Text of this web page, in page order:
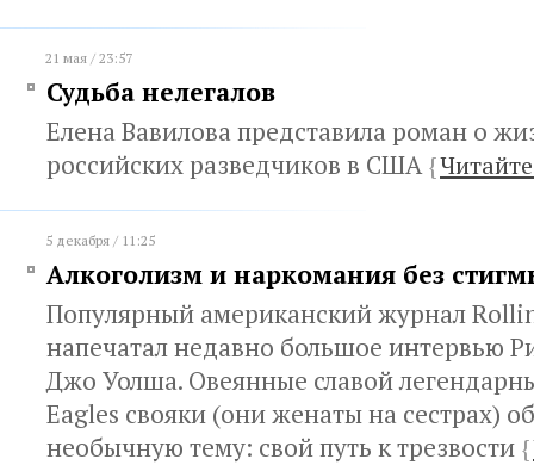
21 мая / 23:57
Судьба нелегалов
Елена Вавилова представила роман о
российских разведчиков в США{
5 декабря / 11:25
Алкоголизм и наркомания без
Популярный американский журнал
напечатал недавно большое интервью
Джо Уолша. Овеянные славой
Eagles свояки (они женаты на сестрах)
необычную тему: свой путь к трезвости {